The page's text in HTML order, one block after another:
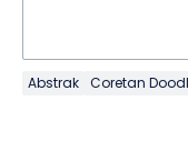
Abstrak Coretan